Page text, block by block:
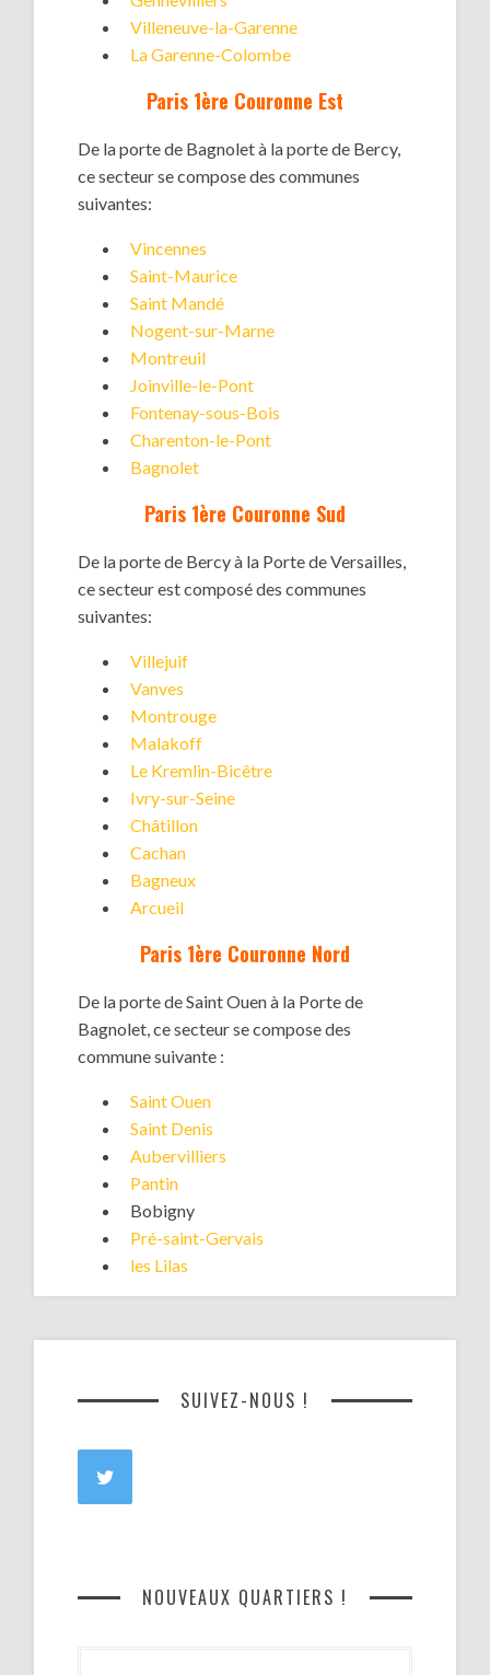
Villeneuve-la-Garenne
La Garenne-Colombe
Paris 1ère Couronne Est
De la porte de Bagnolet à la porte de Bercy,
ce secteur se compose des communes
suivantes:
Vincennes
Saint-Maurice
Saint Mandé
Nogent-sur-Marne
Montreuil
Joinville-le-Pont
Fontenay-sous-Bois
Charenton-le-Pont
Bagnolet
Paris 1ère Couronne Sud
De la porte de Bercy à la Porte de Versailles,
ce secteur est composé des communes
suivantes:
Villejuif
Vanves
Montrouge
Malakoff
Le Kremlin-Bicêtre
Ivry-sur-Seine
Châtillon
Cachan
Bagneux
Arcueil
Paris 1ère Couronne Nord
De la porte de Saint Ouen à la Porte de
Bagnolet, ce secteur se compose des
commune suivante :
Saint Ouen
Saint Denis
Aubervilliers
Pantin
Bobigny
Pré-saint-Gervais
les Lilas
SUIVEZ-NOUS !
NOUVEAUX QUARTIERS !